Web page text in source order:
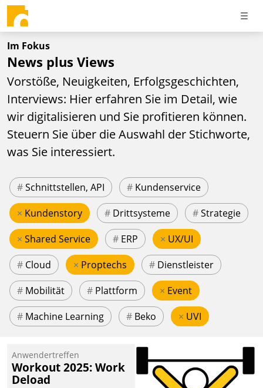
Im Fokus
News plus Views
Vorstöße, Neuigkeiten, Erfolgsgeschichten,
Interviews: Hier erfahren Sie im Detail, wie
wir digitalisieren und Sie profitieren können.
Steuern Sie über die Auswahl der Stichworte,
was Sie interessiert.
#Schnittstellen, API # Kundenservice
× Kundenstory # Drittsysteme #Strategie
× Shared Service # ERP × UX/UI
# Cloud × Proptechs # Dienstleister
# Mobilität # Plattform × Event
# Machine Learning # Beko × UVI
Anwendertreffen
Workout 2025: Work
Deload